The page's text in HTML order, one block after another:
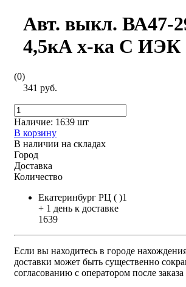
Авт. выкл. ВА47-
4,5кА х-ка С ИЭК
(0)
341 руб.
Наличие: 1639 шт
В корзину
В наличии на складах
Город
Доставка
Количество
Екатеринбург РЦ ( )1
+ 1 день к доставке
1639
Если вы находитесь в городе
доставки может быть существенно
согласованию с оператором после заказа